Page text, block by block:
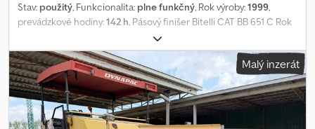
Stav: použitý, Funkcionalita: plne funkčný, Rok výroby:1999,
prevádzkové hodiny:142 h, Pásový finišer Bitelli CAT BB 651 C Rok
výroby: 1999 Maximálna prevádzková hmotnosť: 14 500 kg Typ
motora: Deutz F5L 912 Prevádzkové hodiny: 142 Cjdpfozqu Sgsx
Afvjha Dobrý všeobecný stav POSUDZUJEME PROTIHODNOTU
STROJOV A VOZIDIEL VŠETKÝCH ZNAČIEK, MAN, MERCEDES, DAF,
RENAULT, VOLVO, SCANIA, S VYBAVENÍM CIFA, SERMAC,
PUTZMEISTER; ALEBO ZEMNÉ STROJE CATERPILLAR, FIAT
HITACHI, KOMATSU
Malý inzerát